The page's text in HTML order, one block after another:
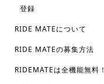
登録
RIDE MATEについて
RIDE MATEの募集方法
RIDEMATEは全機能無料！